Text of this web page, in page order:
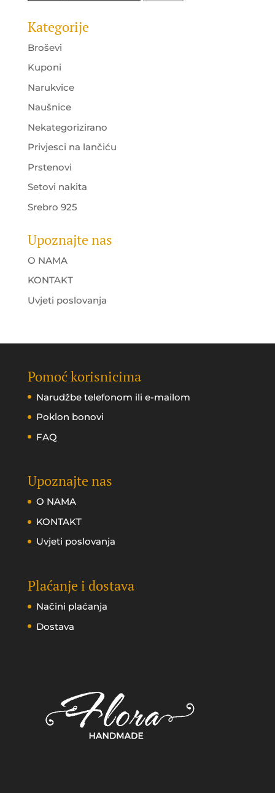
Kategorije
Broševi
Kuponi
Narukvice
Naušnice
Nekategorizirano
Privjesci na lančiću
Prstenovi
Setovi nakita
Srebro 925
Upoznajte nas
O NAMA
KONTAKT
Uvjeti poslovanja
Pomoć korisnicima
Narudžbe telefonom ili e-mailom
Poklon bonovi
FAQ
Upoznajte nas
O NAMA
KONTAKT
Uvjeti poslovanja
Plaćanje i dostava
Načini plaćanja
Dostava